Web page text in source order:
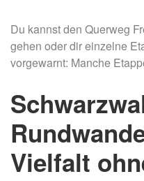
Du kannst den Querweg
gehen oder dir einzelne
vorgewarnt: Manche
Vielfalt